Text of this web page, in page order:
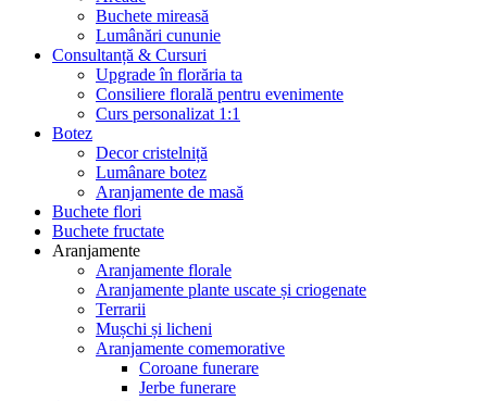
Buchete mireasă
Lumânări cununie
Consultanță & Cursuri
Upgrade în florăria ta
Consiliere florală pentru evenimente
Curs personalizat 1:1
Botez
Decor cristelniță
Lumânare botez
Aranjamente de masă
Buchete flori
Buchete fructate
Aranjamente
Aranjamente florale
Aranjamente plante uscate și criogenate
Terrarii
Mușchi și licheni
Aranjamente comemorative
Coroane funerare
Jerbe funerare